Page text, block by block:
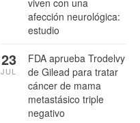
afección neurológica:
estudio
FDA aprueba Trodelvy
de Gilead para tratar
cáncer de mama
metastásico triple
negativo
23
JUL